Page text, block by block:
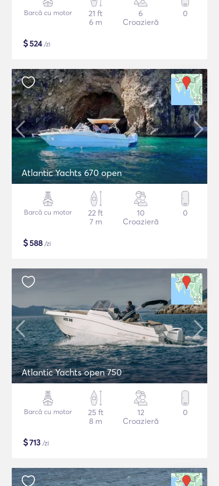
Barcă cu motor
21 ft
6 m
6
Croazieră
0
$524/zi
Atlantic Yachts 670 open
Barcă cu motor
22 ft
7 m
10
Croazieră
0
$588 /zi
Atlantic Yachts open 750
Barcă cu motor
25 ft
8 m
12
Croazieră
0
$713 /zi